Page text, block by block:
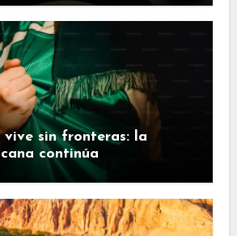
sin fronteras: la
continúa